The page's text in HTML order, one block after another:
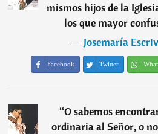
mismos hijos de la
los que mayor
―Josemaría
Facebook Twitter
“O sabemos
ordinaria al Señor, o